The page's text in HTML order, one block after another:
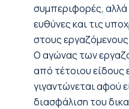
συμπεριφορές, αλλά
ευθύνες και τις
στους
Ο αγώνας των
από τέτοιου είδους
γιγαντώνεται αφού
διασφάλιση του